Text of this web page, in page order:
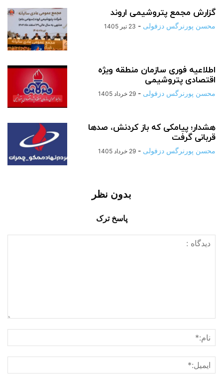
گزارش مجمع پتروشیمی اروند
محسن پورنرگس دزفولی - 23 تیر 1405
اطلاعیه فوری سازمان منطقه ویژه
اقتصادی پتروشیمی
محسن پورنرگس دزفولی - 29 خرداد 1405
هشدار؛ پیامکی که باز کردنش، صدها
قربانی گرفت
محسن پورنرگس دزفولی - 29 خرداد 1405
بدون نظر
پاسخ ترک